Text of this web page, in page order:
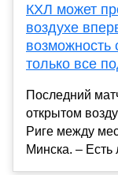
КХЛ может
воздухе
только все
Последний
открытом
Риге между
Минска. – Есть